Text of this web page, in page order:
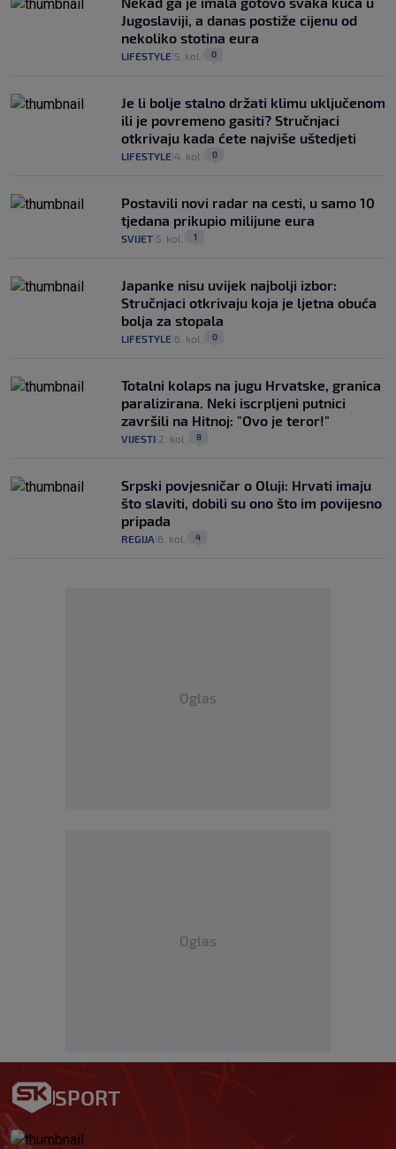
Jugoslaviji, a danas postiže cijenu od
nekoliko stotina eura
LIFESTYLE 5. kol. 0
Je li bolje stalno držati klimu uključenom
ili je povremeno gasiti? Stručnjaci
otkrivaju kada ćete najviše uštedjeti
LIFESTYLE 4. kol. 0
Postavili novi radar na cesti, u samo 10
tjedana prikupio milijune eura
SVIJET 5. kol. 1
Japanke nisu uvijek najbolji izbor:
Stručnjaci otkrivaju koja je ljetna obuća
bolja za stopala
LIFESTYLE 6. kol. 0
Totalni kolaps na jugu Hrvatske, granica
paralizirana. Neki iscrpljeni putnici
završili na Hitnoj: "Ovo je teror!"
VIJESTI 2. kol. 8
Srpski povjesničar o Oluji: Hrvati imaju
što slaviti, dobili su ono što im povijesno
pripada
REGIJA 6. kol. 4
Oglas
Oglas
SPORT